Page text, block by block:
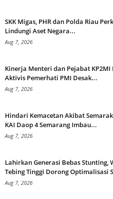
SKK Migas, PHR dan Polda Riau
Lindungi Aset Negara...
Aug 7, 2026
Kinerja Menteri dan Pejabat
Aktivis Pemerhati PMI Desak...
Aug 7, 2026
Hindari Kemacetan Akibat Semarak
KAI Daop 4 Semarang Imbau...
Aug 7, 2026
Lahirkan Generasi Bebas Stunting,
Tebing Tinggi Dorong Optimalisasi
Aug 7, 2026